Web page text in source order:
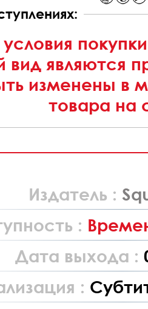
вид являются
изменены в
товара на
Издатель :
:
Дата выхода :
: